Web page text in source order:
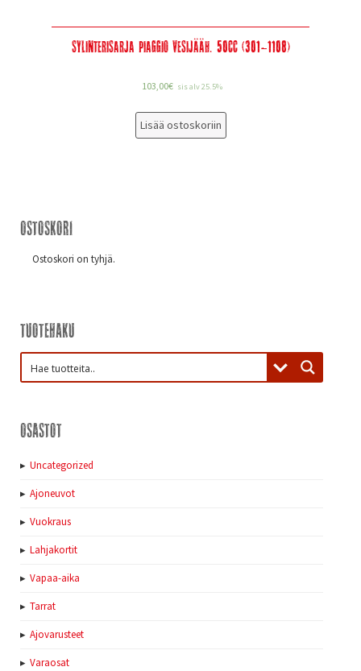
Sylinterisarja Piaggio vesijääh. 50cc (301-1108)
103,00€ sis alv 25.5%
Lisää ostoskoriin
Ostoskori
Ostoskori on tyhjä.
Tuotehaku
Osastot
Uncategorized
Ajoneuvot
Vuokraus
Lahjakortit
Vapaa-aika
Tarrat
Ajovarusteet
Varaosat